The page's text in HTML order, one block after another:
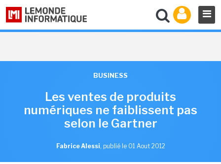
BUSINESS
Les ventes de produits
numériques ne faiblissent pas
selon le Gartner
Fabrice Alessi, publié le 01 Aout 2012